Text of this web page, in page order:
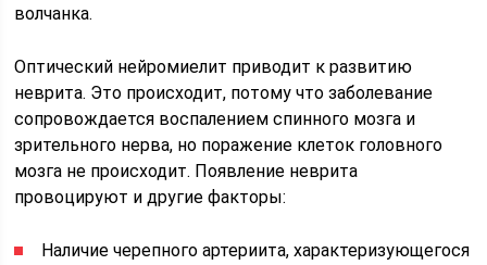
волчанка.
Оптический нейромиелит приводит к развитию
неврита. Это происходит, потому что заболевание
сопровождается воспалением спинного мозга и
зрительного нерва, но поражение клеток головного
мозга не происходит. Появление неврита
провоцируют и другие факторы:
Наличие черепного артериита, характеризующегося